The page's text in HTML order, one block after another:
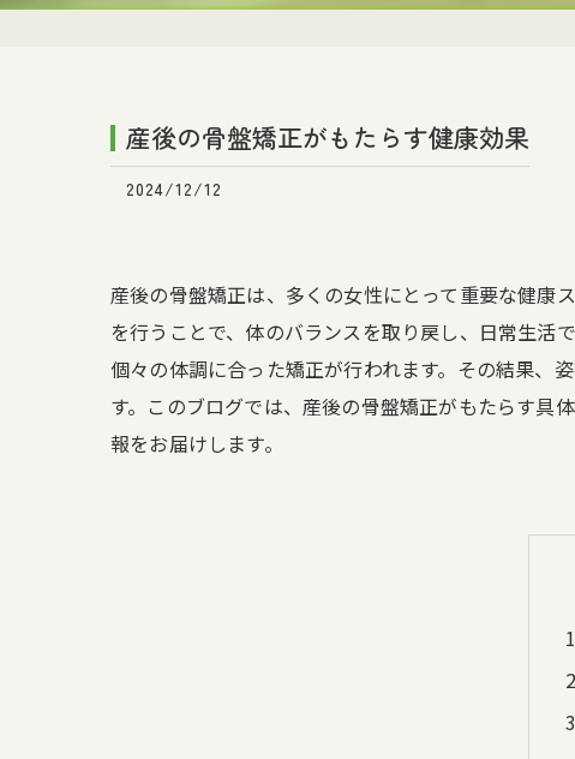
産後の骨盤矯正がもたらす健康効果
2024/12/12
産後の骨盤矯正は、多くの女性にとって重要な健康
を行うことで、体のバランスを取り戻し、日常生活
個々の体調に合った矯正が行われます。その結果、
す。このブログでは、産後の骨盤矯正がもたらす具
報をお届けします。